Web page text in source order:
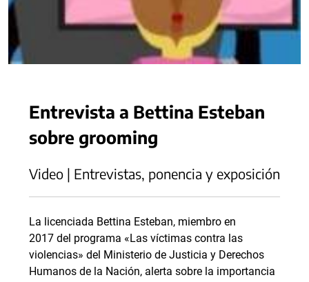
Entrevista a Bettina Esteban
sobre grooming
Video | Entrevistas, ponencia y exposición
La licenciada Bettina Esteban, miembro en
2017 del programa «Las víctimas contra las
violencias» del Ministerio de Justicia y Derechos
Humanos de la Nación, alerta sobre la importancia